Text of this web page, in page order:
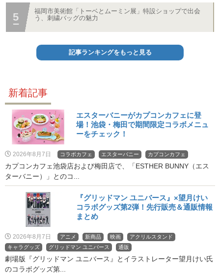
福岡市美術館「トーベとムーミン展」特設ショップで出会
う、刺繍バッグの魅力
記事ランキングをもっと見る
新着記事
エスターバニーがカプコンカフェに登
場！池袋・梅田で期間限定コラボメニュ
ーをチェック！
2026年8月7日 コラボカフェ エスターバニー カプコンカフェ
カプコンカフェ池袋店および梅田店で、「ESTHER BUNNY（エス
ターバニー）」とのコ...
『グリッドマン ユニバース』×望月けい
コラボグッズ第2弾！先行販売＆通販情報
まとめ
2026年8月7日 アニメ 新商品 映画
アクリルスタンド
キャラグッズ
グリッドマン ユニバース 通販
劇場版『グリッドマン ユニバース』とイラストレーター望月けい氏
のコラボグッズ第...